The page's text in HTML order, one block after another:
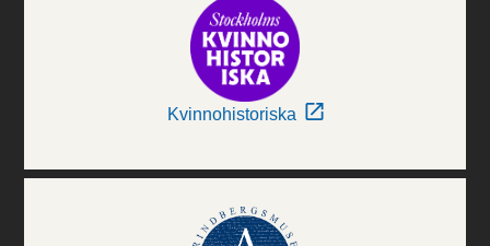
Kvinnohistoriska